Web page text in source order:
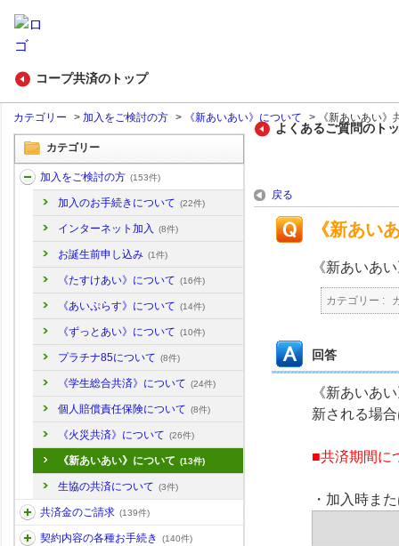
コープ共済のトップ
カテゴリー > 加入をご検討の方 > 《新あいあい》について > 《新あいあい
カテゴリー
加入をご検討の方 (153件)
加入のお手続きについて (22件)
インターネット加入 (8件)
お誕生前申し込み (1件)
《たすけあい》について (16件)
《あいぷらす》について (14件)
《ずっとあい》について (10件)
プラチナ85について (8件)
《学生総合共済》について (24件)
個人賠償責任保険について (8件)
《火災共済》について (26件)
《新あいあい》について (13件)
生協の共済について (3件)
共済金のご請求 (139件)
契約内容の各種お手続き (140件)
よくあるご質問のト
戻る
《新あい
《新あいあ
カテゴリー :
回答
《新あいあ
新される場
■共済期間に
・加入時ま